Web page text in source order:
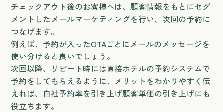
チェックアウト後のお客様へは、顧客情報をもとにセグ
メントしたメールマーケティングを行い、次回の予約に
つなげます。
例えば、予約が入ったOTAごとにメールのメッセージを
使い分けると良いでしょう。
次回以降、リピート時には直接ホテルの予約システムで
予約をしてもらえるように、メリットをわかりやすく伝
えれば、自社予約率を引き上げ顧客単価の引き上げにも
役立ちます。